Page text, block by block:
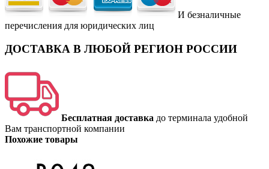
И безналичные
перечисления для юридических лиц
ДОСТАВКА В ЛЮБОЙ РЕГИОН РОССИИ
Бесплатная доставка до терминала удобной
Вам транспортной компании
Похожие товары